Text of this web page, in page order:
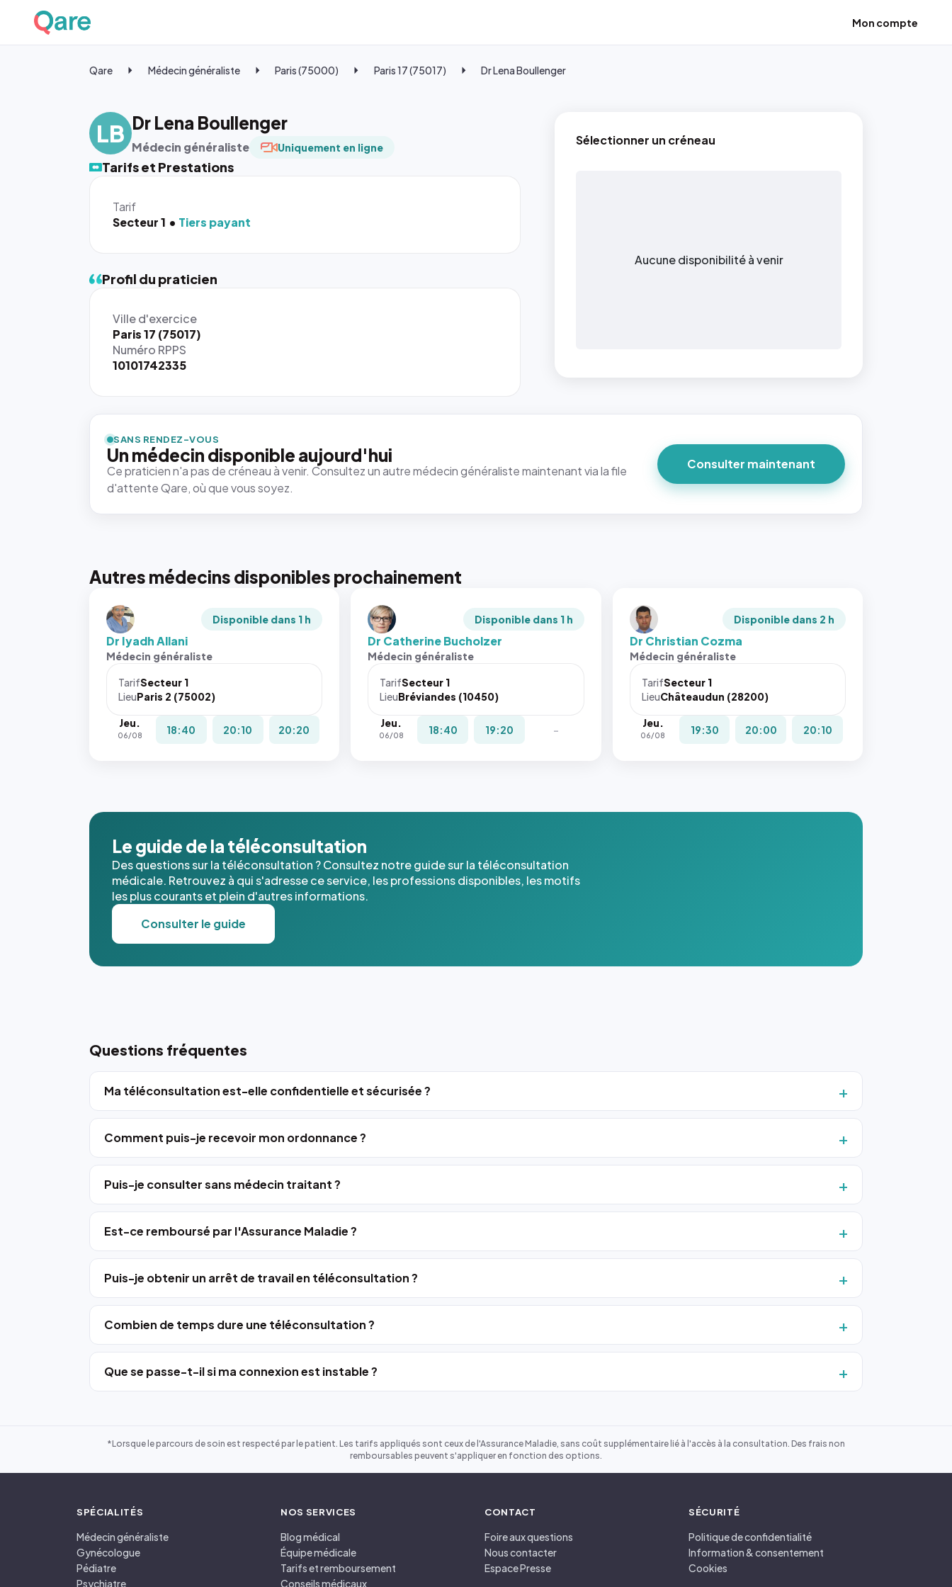
Mon compte
Qare Médecin généraliste Paris (75000) Paris 17 (75017) Dr Lena Boullenger
LB Dr Lena Boullenger
Médecin généraliste Uniquement en ligne
Tarifs et Prestations
Tarif
Secteur 1
Tiers payant
Sélectionner un créneau
Aucune disponibilité à venir
Profil du praticien
Ville d'exercice
Paris 17 (75017)
Numéro RPPS
10101742335
SANS RENDEZ-VOUS
Un médecin disponible aujourd'hui
Ce praticien n'a pas de créneau à venir. Consultez un autre médecin généraliste maintenant via la file
d'attente Qare, où que vous soyez.
Consulter maintenant
Autres médecins disponibles prochainement
Disponible dans 1 h
Dr Iyadh Allani
Médecin généraliste
TarifSecteur 1
LieuParis 2 (75002)
Jeu.
06/08 18:40 20:10 20:20
Disponible dans 1 h
Dr Catherine Bucholzer
Médecin généraliste
TarifSecteur 1
LieuBréviandes (10450)
Jeu.
06/08 18:40 19:20 -
Disponible dans 2 h
Dr Christian Cozma
Médecin généraliste
TarifSecteur 1
LieuChâteaudun (28200)
Jeu.
06/08 19:30 20:00 20:10
Le guide de la téléconsultation
Des questions sur la téléconsultation ? Consultez notre guide sur la téléconsultation
médicale. Retrouvez à qui s'adresse ce service, les professions disponibles, les motifs
les plus courants et plein d'autres informations.
Consulter le guide
Questions fréquentes
Ma téléconsultation est-elle confidentielle et sécurisée ?
Comment puis-je recevoir mon ordonnance ?
Puis-je consulter sans médecin traitant ?
Est-ce remboursé par l'Assurance Maladie ?
Puis-je obtenir un arrêt de travail en téléconsultation ?
Combien de temps dure une téléconsultation ?
Que se passe-t-il si ma connexion est instable ?
*Lorsque le parcours de soin est respecté par le patient. Les tarifs appliqués sont ceux de l'Assurance Maladie, sans coût supplémentaire lié à l'accès à la consultation. Des frais non
remboursables peuvent s'appliquer en fonction des options.
SPÉCIALITÉS
Médecin généraliste
Gynécologue
Pédiatre
Psychiatre
NOS SERVICES
Blog médical
Équipe médicale
Tarifs et remboursement
Conseils médicaux
CONTACT
Foire aux questions
Nous contacter
Espace Presse
SÉCURITÉ
Politique de confidentialité
Information & consentement
Cookies